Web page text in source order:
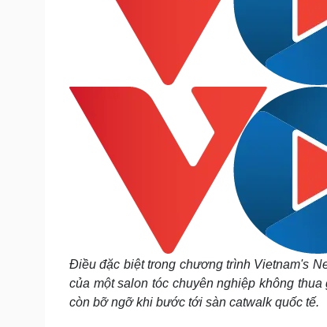
Điều đặc biệt trong chương trình Vietnam's
của một salon tóc chuyên nghiệp không
còn bỡ ngỡ khi bước tới sàn catwalk quốc tế.